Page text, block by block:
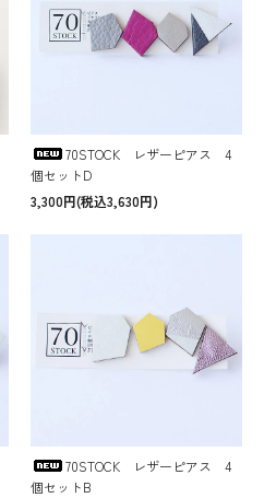
70STOCK レザーピアス 4
個セットD
3,300円(税込3,630円)
70STOCK レザーピアス 4
個セットB